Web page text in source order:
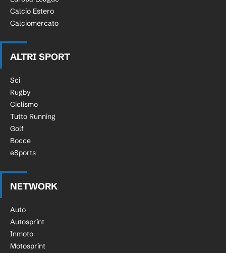
Calcio Estero
Calciomercato
ALTRI SPORT
Sci
Rugby
Ciclismo
Tutto Running
Golf
Bocce
eSports
NETWORK
Auto
Autosprint
Inmoto
Motosprint